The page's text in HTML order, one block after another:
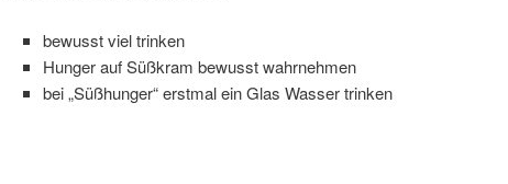
bewusst viel trinken
Hunger auf Süßkram bewusst wahrnehmen
bei „Süßhunger“ erstmal ein Glas Wasser trinken